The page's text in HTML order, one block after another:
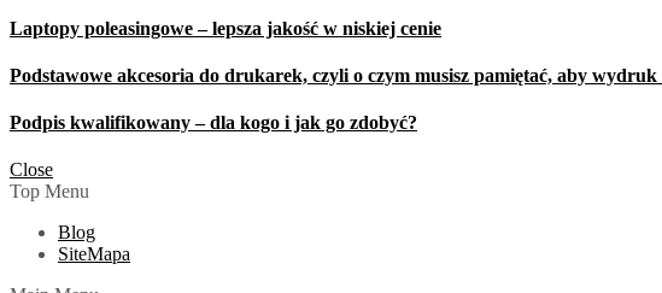
Laptopy poleasingowe – lepsza jakość w niskiej cenie
Podstawowe akcesoria do drukarek, czyli o czym musisz pamiętać, aby wydruk
Podpis kwalifikowany – dla kogo i jak go zdobyć?
Close
Top Menu
Blog
SiteMapa